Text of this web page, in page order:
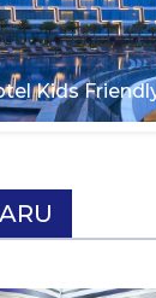
Kids